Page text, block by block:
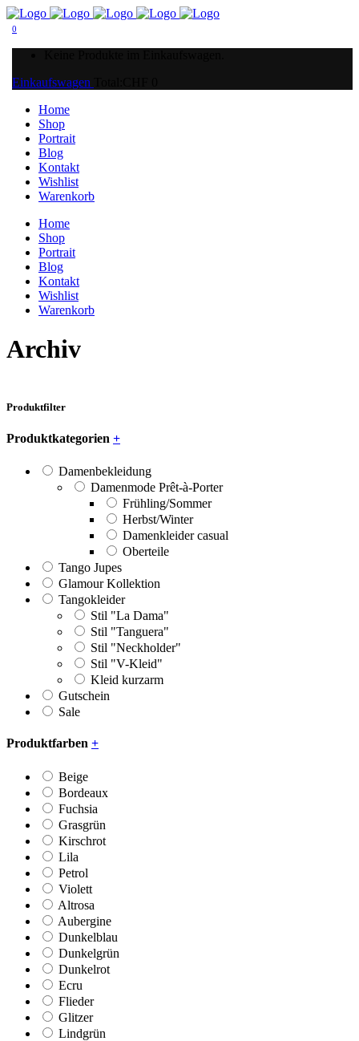
0
Einkaufswagen
Home
Shop
Portrait
Blog
Kontakt
Wishlist
Warenkorb
Home
Shop
Portrait
Blog
Kontakt
Wishlist
Warenkorb
Archiv
Produktfilter
Produktkategorien +
Damenbekleidung
Damenmode Prêt-à-Porter
Frühling/Sommer
Herbst/Winter
Damenkleider casual
Oberteile
Tango Jupes
Glamour Kollektion
Tangokleider
Stil "La Dama"
Stil "Tanguera"
Stil "Neckholder"
Stil "V-Kleid"
Kleid kurzarm
Gutschein
Sale
Produktfarben +
Beige
Bordeaux
Fuchsia
Grasgrün
Kirschrot
Lila
Petrol
Violett
Altrosa
Aubergine
Dunkelblau
Dunkelgrün
Dunkelrot
Ecru
Flieder
Glitzer
Lindgrün